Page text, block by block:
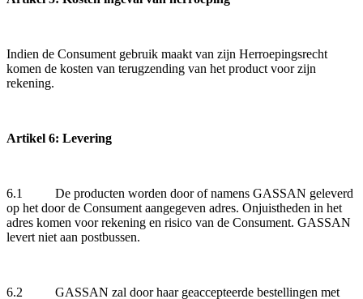
Indien de Consument gebruik maakt van zijn Herroepingsrecht
komen de kosten van terugzending van het product voor zijn
rekening.
Artikel 6: Levering
6.1 De producten worden door of namens GASSAN geleverd
op het door de Consument aangegeven adres. Onjuistheden in het
adres komen voor rekening en risico van de Consument. GASSAN
levert niet aan postbussen.
6.2 GASSAN zal door haar geaccepteerde bestellingen met